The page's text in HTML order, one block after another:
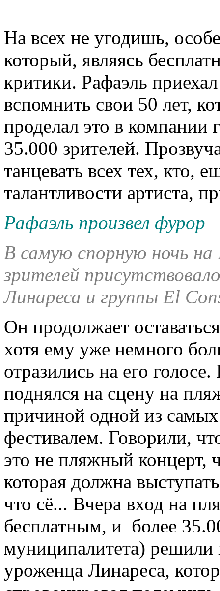
На всех не угодишь,
который, являясь
критики. Рафаэль
вспомнить свои 50 лет,
проделал это в
35.000 зрителей.
танцевать всех тех, кто,
талантливости артиста,
Рафаэль произвел фурор
В самую спорную ночь на
зрителей
Линареса и группы El
Он продолжает
хотя ему уже немного
отразились на его
поднялся на сцену на
причиной одной из
фестивалем. Говорили,
это не пляжный концерт,
которая должна
что сё... Вчера вход на
бесплатным, и более
муниципалитета) решили
уроженца Линареса,